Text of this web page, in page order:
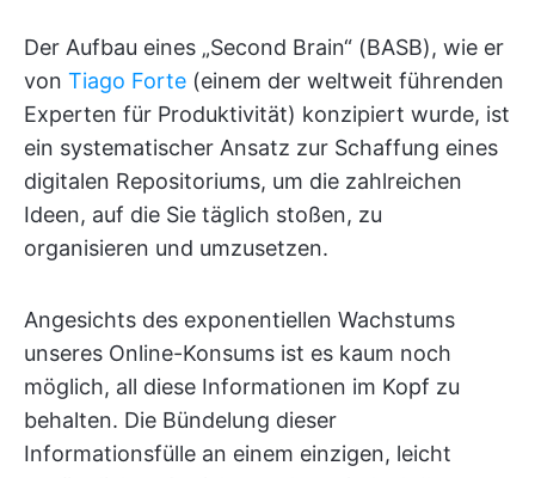
Der Aufbau eines „Second Brain“ (BASB), wie er
von Tiago Forte (einem der weltweit führenden
Experten für Produktivität) konzipiert wurde, ist
ein systematischer Ansatz zur Schaffung eines
digitalen Repositoriums, um die zahlreichen
Ideen, auf die Sie täglich stoßen, zu
organisieren und umzusetzen.
Angesichts des exponentiellen Wachstums
unseres Online-Konsums ist es kaum noch
möglich, all diese Informationen im Kopf zu
behalten. Die Bündelung dieser
Informationsfülle an einem einzigen, leicht